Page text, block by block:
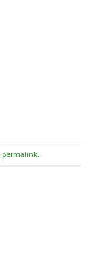
permalink.